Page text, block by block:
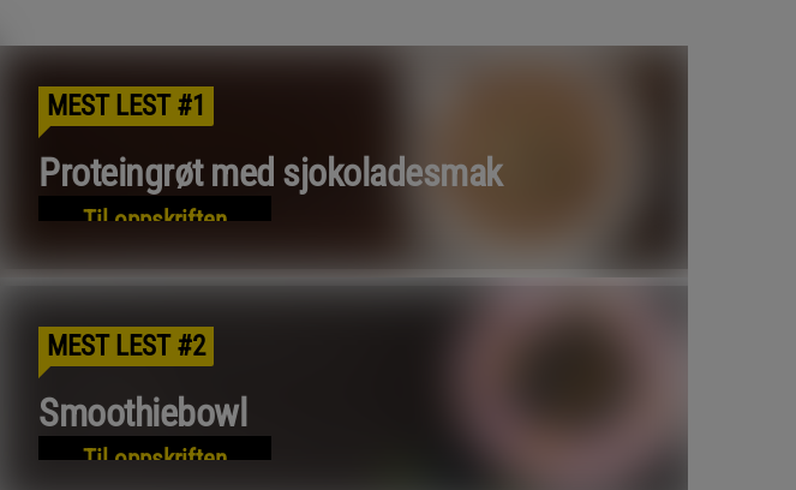
MEST LEST #1
Proteingrøt med sjokoladesmak
Til oppskriften
MEST LEST #2
Smoothiebowl
Til oppskriften